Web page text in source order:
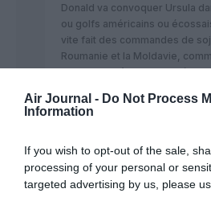
Air Journal - Do Not Process
Information
If you wish to opt-out of the sale,
processing of your personal or
targeted advertising by us, please
Donald va convoquer Ursula
ou golfs américains ou
vite fait des commandes de
Roumanie et la Moldavie,
les pays de l’Union